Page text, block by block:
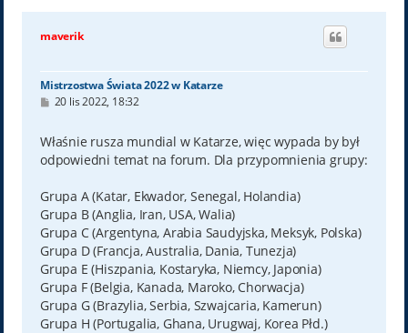
maverik
Mistrzostwa Świata 2022 w Katarze
P
t
20 lis 2022, 18:32
Właśnie rusza mundial w Katarze, więc wypada by był
odpowiedni temat na forum. Dla przypomnienia grupy:
Grupa A (Katar, Ekwador, Senegal, Holandia)
Grupa B (Anglia, Iran, USA, Walia)
Grupa C (Argentyna, Arabia Saudyjska, Meksyk, Polska)
Grupa D (Francja, Australia, Dania, Tunezja)
Grupa E (Hiszpania, Kostaryka, Niemcy, Japonia)
Grupa F (Belgia, Kanada, Maroko, Chorwacja)
Grupa G (Brazylia, Serbia, Szwajcaria, Kamerun)
Grupa H (Portugalia, Ghana, Urugwaj, Korea Płd.)